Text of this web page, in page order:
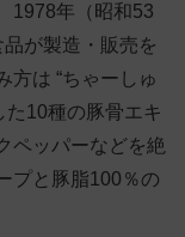
1978年（昭和53
が製造・販売を
方は “ちゃーしゅ
た10種の豚骨エキ
ペッパーなどを絶
プと豚脂100％の